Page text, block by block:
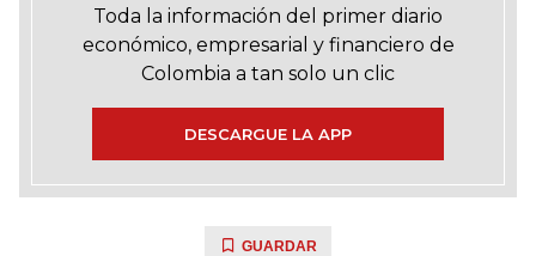
Toda la información del primer diario
económico, empresarial y financiero de
Colombia a tan solo un clic
DESCARGUE LA APP
GUARDAR